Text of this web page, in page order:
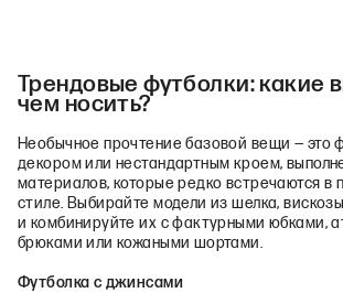
Трендовые футболки: какие
чем носить?
Необычное прочтение базовой вещи — это
декором или нестандартным кроем,
материалов, которые редко встречаются в
стиле. Выбирайте модели из шелка,
и комбинируйте их с фактурными юбками,
брюками или кожаными шортами.
Футболка с джинсами